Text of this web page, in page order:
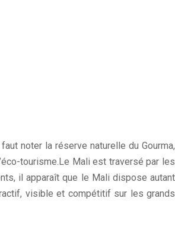
noter la réserve naturelle du Gourma,
tourisme.Le Mali est traversé par les
il apparaît que le Mali dispose autant
visible et compétitif sur les grands